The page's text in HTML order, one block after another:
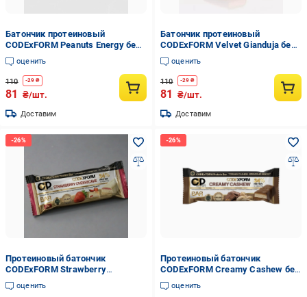
Батончик протеиновый
CODExFORM Peanuts Energy без
сахара 34% белка (2979196640)
оценить
110 -29 ₴
81 ₴/шт.
Доставим
Батончик протеиновый
CODExFORM Velvet Gianduja без
сахара 34% белка (2934805025)
оценить
110 -29 ₴
81 ₴/шт.
Доставим
Протеиновый батончик
CODExFORM Strawberry
Cheesecake без сахара 34%
протеина (2970435067)
оценить
Протеиновый батончик
CODExFORM Creamy Cashew без
сахара 34% протеина
(2970549137)
оценить